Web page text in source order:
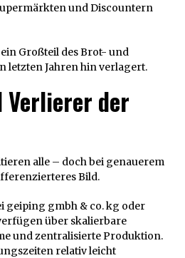
und Discountern
Großteil des Brot- und
letzten Jahren hin verlagert.
Verlierer der
alle – doch bei genauerem
Bild.
geiping gmbh & co. kg oder
über skalierbare
und zentralisierte Produktion.
relativ leicht